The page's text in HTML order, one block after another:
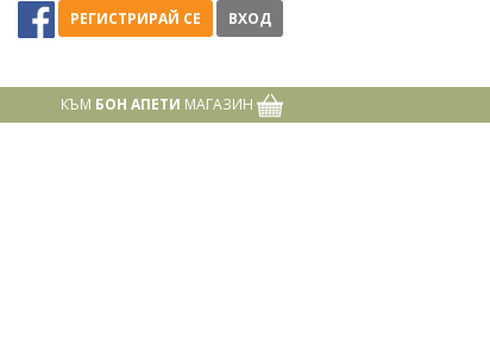
РЕГИСТРИРАЙ СЕ ВХОД
КЪМ БОН АПЕТИ МАГАЗИН